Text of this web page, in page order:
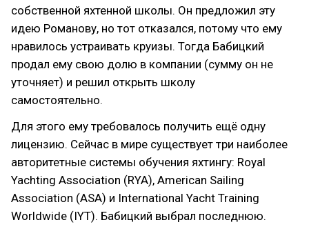
собственной яхтенной школы. Он предложил эту
идею Романову, но тот отказался, потому что ему
нравилось устраивать круизы. Тогда Бабицкий
продал ему свою долю в компании (сумму он не
уточняет) и решил открыть школу
самостоятельно.
Для этого ему требовалось получить ещё одну
лицензию. Сейчас в мире существует три наиболее
авторитетные системы обучения яхтингу: Royal
Yachting Association (RYA), American Sailing
Association (ASA) и International Yacht Training
Worldwide (IYT). Бабицкий выбрал последнюю.